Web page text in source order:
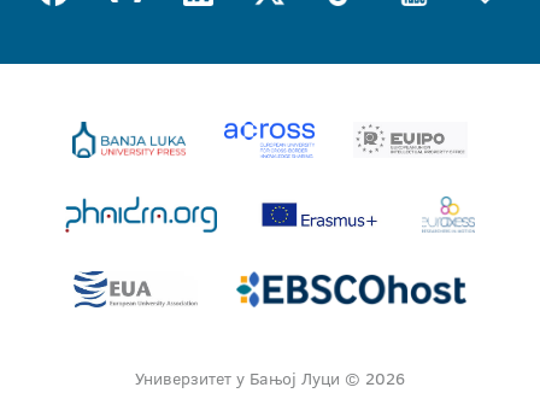
Универзитет у Бањој Луци © 2026